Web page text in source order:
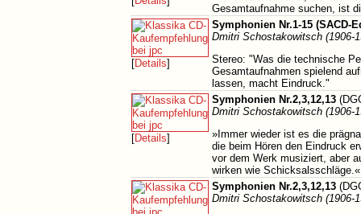
Gesamtaufnahme suchen, ist
[Details]
Symphonien Nr.1-15 (SACD-
Dmitri Schostakowitsch (1906-
Stereo: "Was die technische
Gesamtaufnahmen spielend
lassen, macht Eindruck."
[Details]
Symphonien Nr.2,3,12,13
Dmitri Schostakowitsch (1906-
»Immer wieder ist es die
die beim Hören den Eindruck
vor dem Werk musiziert, aber
wirken wie
Symphonien Nr.2,3,12,13
Dmitri Schostakowitsch (1906-